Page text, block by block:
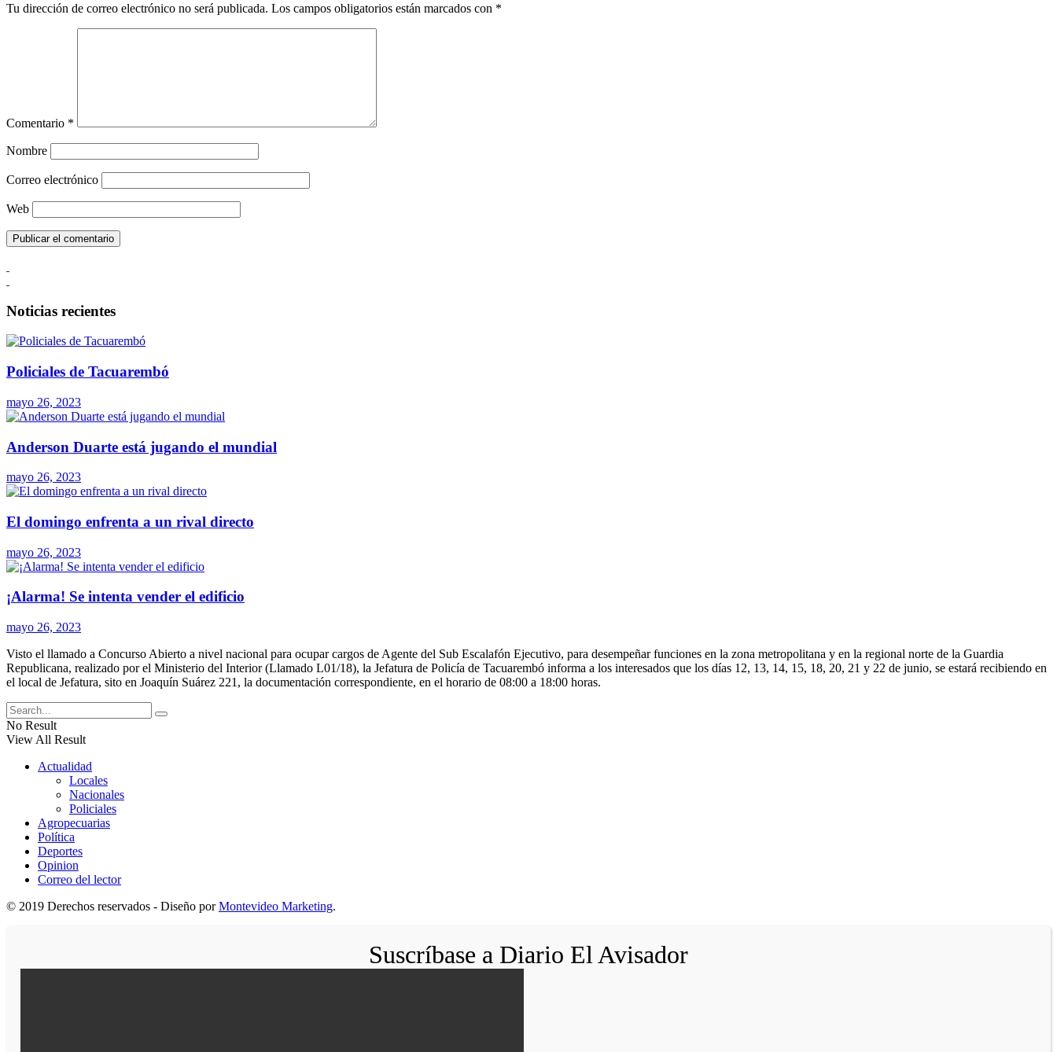
Tu dirección de correo electrónico no será publicada. Los campos obligatorios están marcados con *
Comentario *
Nombre
Correo electrónico
Web
Noticias recientes
Policiales de Tacuarembó
mayo 26, 2023
Anderson Duarte está jugando el mundial
mayo 26, 2023
El domingo enfrenta a un rival directo
mayo 26, 2023
¡Alarma! Se intenta vender el edificio
mayo 26, 2023
Visto el llamado a Concurso Abierto a nivel nacional para ocupar cargos de Agente del Sub Escalafón Ejecutivo, para desempeñar funciones en la zona metropolitana y en la regional norte de la Guardia
Republicana, realizado por el Ministerio del Interior (Llamado L01/18), la Jefatura de Policía de Tacuarembó informa a los interesados que los días 12, 13, 14, 15, 18, 20, 21 y 22 de junio, se estará recibiendo en
el local de Jefatura, sito en Joaquín Suárez 221, la documentación correspondiente, en el horario de 08:00 a 18:00 horas.
No Result
View All Result
Actualidad
Locales
Nacionales
Policiales
Agropecuarias
Política
Deportes
Opinion
Correo del lector
© 2019 Derechos reservados - Diseño porMontevideo Marketing.
Suscríbase a Diario El Avisador